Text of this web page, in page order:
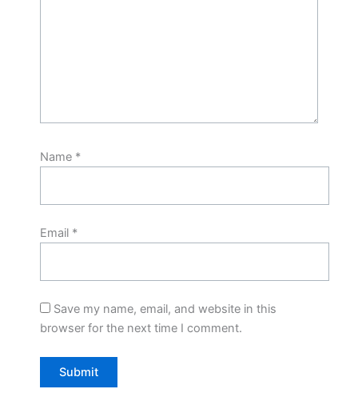
Name *
Email *
Save my name, email, and website in this
browser for the next time I comment.